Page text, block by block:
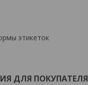
этикеток
ДЛЯ ПОКУПАТЕЛЯ